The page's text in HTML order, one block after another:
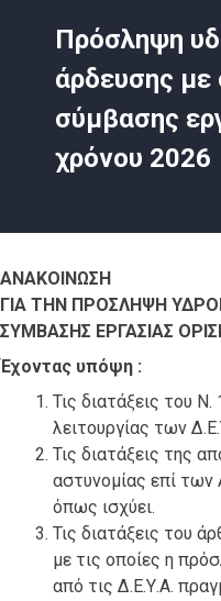
Πρόσληψη
άρδευσης
σύμβασης
χρόνου 2026
ΑΝΑΚΟΙΝΩΣΗ
ΓΙΑ ΤΗΝ ΠΡΟΣΛΗΨΗ
ΣΥΜΒΑΣΗΣ ΕΡΓΑΣΙΑΣ
Έχοντας υπόψη :
Τις διατάξεις του
λειτουργίας των
Τις διατάξεις της
αστυνομίας επί
όπως ισχύει.
Τις διατάξεις του
με τις οποίες η
από τις Δ.Ε.Υ.Α.